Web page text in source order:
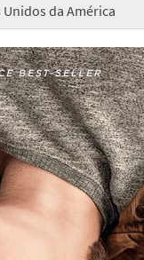
Unidos da América